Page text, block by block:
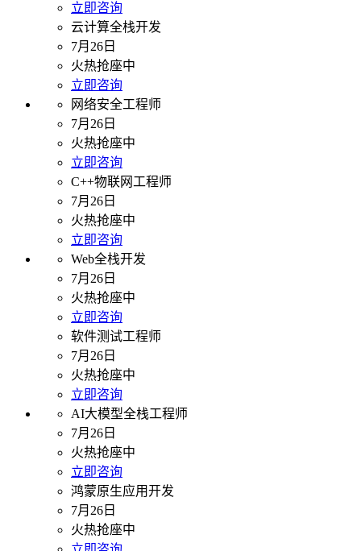
立即咨询
云计算全栈开发
7月26日
火热抢座中
立即咨询
网络安全工程师
7月26日
火热抢座中
立即咨询
C++物联网工程师
7月26日
火热抢座中
立即咨询
Web全栈开发
7月26日
火热抢座中
立即咨询
软件测试工程师
7月26日
火热抢座中
立即咨询
AI大模型全栈工程师
7月26日
火热抢座中
立即咨询
鸿蒙原生应用开发
7月26日
火热抢座中